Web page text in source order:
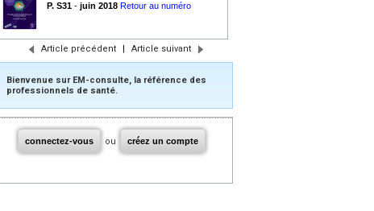
P. S31 - juin 2018 Retour au numéro
Article précédent | Article suivant
Bienvenue sur EM-consulte, la référence des
professionnels de santé.
connectez-vous ou créez un compte